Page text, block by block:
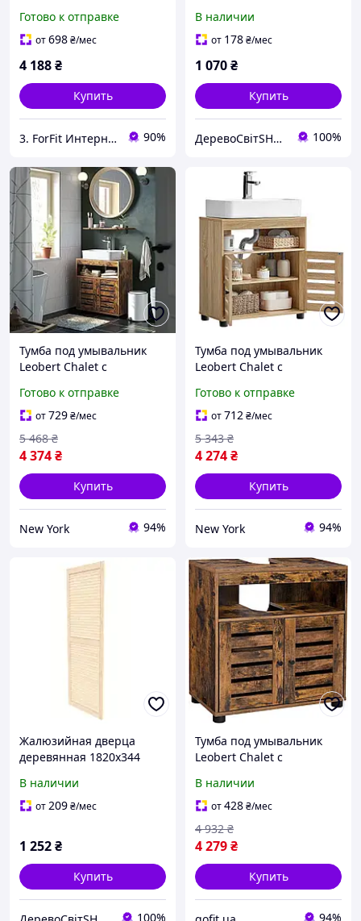
дверцей в стиле Loft,
натуральный для дома,
Готово к отправке
от698₴/мес
4 188₴
Купить
3. ForFit Интернет-магазин спортивных товаров 90%
В наличии
от 178₴/мес
1 070₴
Купить
ДеревоСвітSHOP 100%
Тумба под умывальник
Leobert Chalet с
стиле Loft, коричневый
newyork
Готово к отправке
от729₴/мес
4 374₴
5 468 ₴
Купить
New York 94%
Тумба под умывальник
Leobert Chalet с
стиле Loft, натуральный
newyork
Готово к отправке
от712₴/мес
4 274₴
5 343 ₴
Купить
New York 94%
Жалюзийная дверца
деревянная 1820х344
В наличии
от209₴/мес
1 252₴
Купить
100%
Тумба под умывальник
Leobert Chalet с
стиле Loft, коричневый
В наличии
от428₴/мес
4 279₴
4 932 ₴
Купить
94%